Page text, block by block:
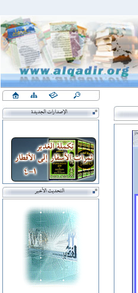
الإصدارات الجديدة
التحديث الأخير